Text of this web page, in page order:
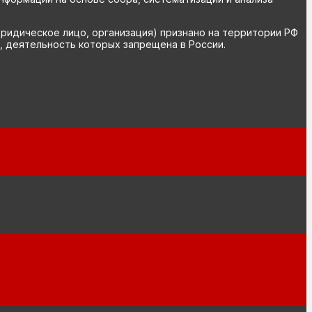
лицо, организация) признано на территории РФ
которых запрещена в России.